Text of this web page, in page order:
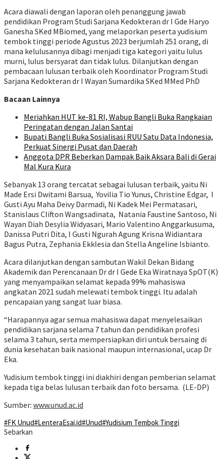
Acara diawali dengan laporan oleh penanggung jawab
pendidikan Program Studi Sarjana Kedokteran dr I Gde Haryo
Ganesha SKed MBiomed, yang melaporkan peserta yudisium
tembok tinggi periode Agustus 2023 berjumlah 251 orang, di
mana kelulusannya dibagi menjadi tiga kategori yaitu lulus
murni, lulus bersyarat dan tidak lulus. Dilanjutkan dengan
pembacaan lulusan terbaik oleh Koordinator Program Studi
Sarjana Kedokteran dr I Wayan Sumardika SKed MMed PhD
Bacaan Lainnya
Meriahkan HUT ke-81 RI, Wabup Bangli Buka Rangkaian
Peringatan dengan Jalan Santai
Bupati Bangli Buka Sosialisasi RUU Satu Data Indonesia,
Perkuat Sinergi Pusat dan Daerah
Anggota DPR Beberkan Dampak Baik Aksara Bali di Gerai
Mal Kura Kura
Sebanyak 13 orang tercatat sebagai lulusan terbaik, yaitu Ni
Made Ersi Dwitami Barsua, Yovilia Tio Yunus, Christine Edgar, I
Gusti Ayu Maha Deivy Darmadi, Ni Kadek Mei Permatasari,
Stanislaus Clifton Wangsadinata, Natania Faustine Santoso, Ni
Wayan Diah Desylia Widyasari, Mario Valentino Anggarkusuma,
Danissa Putri Dita, I Gusti Ngurah Agung Krisna Widiantara
Bagus Putra, Zephania Ekklesia dan Stella Angeline Isbianto.
Acara dilanjutkan dengan sambutan Wakil Dekan Bidang
Akademik dan Perencanaan Dr dr I Gede Eka Wiratnaya SpOT(K)
yang menyampaikan selamat kepada 99% mahasiswa
angkatan 2021 sudah melewati tembok tinggi. Itu adalah
pencapaian yang sangat luar biasa.
“Harapannya agar semua mahasiswa dapat menyelesaikan
pendidikan sarjana selama 7 tahun dan pendidikan profesi
selama 3 tahun, serta mempersiapkan diri untuk bersaing di
dunia kesehatan baik nasional maupun internasional, ucap Dr
Eka.
Yudisium tembok tinggi ini diakhiri dengan pemberian selamat
kepada tiga belas lulusan terbaik dan foto bersama. (LE-DP)
Sumber: www.unud.ac.id
#FK Unud#LenteraEsai.id#Unud#Yudisium Tembok Tinggi
Sebarkan